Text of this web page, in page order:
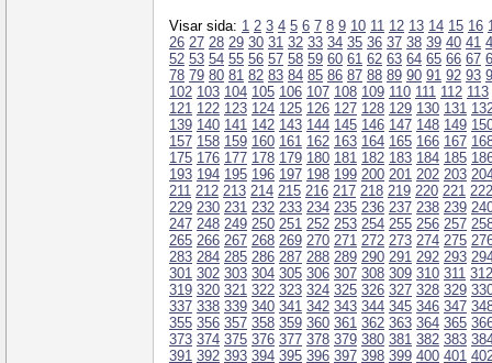
Visar sida: 1 2 3 4 5 6 7 8 9 10 11 12 13 14 15 16
26 27 28 29 30 31 32 33 34 35 36 37 38 39 40 41
52 53 54 55 56 57 58 59 60 61 62 63 64 65 66 67
78 79 80 81 82 83 84 85 86 87 88 89 90 91 92 93
102 103 104 105 106 107 108 109 110 111 112 113
121 122 123 124 125 126 127 128 129 130 131
139 140 141 142 143 144 145 146 147 148 149
157 158 159 160 161 162 163 164 165 166 167
175 176 177 178 179 180 181 182 183 184 185
193 194 195 196 197 198 199 200 201 202 203
211 212 213 214 215 216 217 218 219 220 221 222
229 230 231 232 233 234 235 236 237 238 239
247 248 249 250 251 252 253 254 255 256 257
265 266 267 268 269 270 271 272 273 274 275
283 284 285 286 287 288 289 290 291 292 293
301 302 303 304 305 306 307 308 309 310 311 312
319 320 321 322 323 324 325 326 327 328 329
337 338 339 340 341 342 343 344 345 346 347
355 356 357 358 359 360 361 362 363 364 365
373 374 375 376 377 378 379 380 381 382 383
391 392 393 394 395 396 397 398 399 400 401